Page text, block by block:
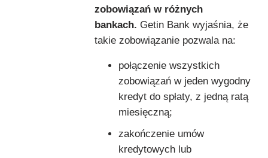
zobowiązań w różnych
bankach. Getin Bank wyjaśnia, że
takie zobowiązanie pozwala na:
połączenie wszystkich
zobowiązań w jeden wygodny
kredyt do spłaty, z jedną ratą
miesięczną;
zakończenie umów
kredytowych lub